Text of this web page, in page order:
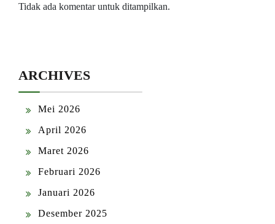
Tidak ada komentar untuk ditampilkan.
ARCHIVES
Mei 2026
April 2026
Maret 2026
Februari 2026
Januari 2026
Desember 2025